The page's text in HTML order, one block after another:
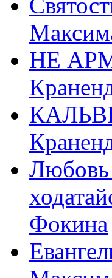
НЕ
Любовь
Фокина